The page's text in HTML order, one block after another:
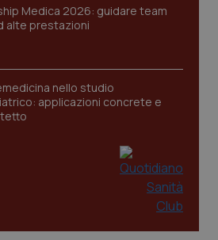
Medica 2026: guidare team
alte prestazioni
nello studio
applicazioni concrete e
CookieScript
www.quotidianosanita.it